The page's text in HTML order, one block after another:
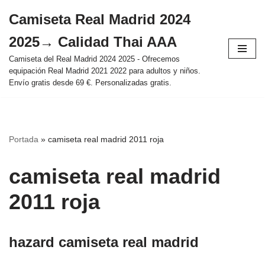
al
contenido
Camiseta Real Madrid 2024
2025→ Calidad Thai AAA
Camiseta del Real Madrid 2024 2025 - Ofrecemos
equipación Real Madrid 2021 2022 para adultos y niños.
Envío gratis desde 69 €. Personalizadas gratis.
Portada » camiseta real madrid 2011 roja
camiseta real madrid
2011 roja
hazard camiseta real madrid